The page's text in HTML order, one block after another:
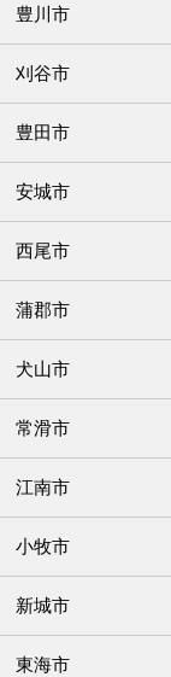
豊川市
刈谷市
豊田市
安城市
西尾市
蒲郡市
犬山市
常滑市
江南市
小牧市
新城市
東海市